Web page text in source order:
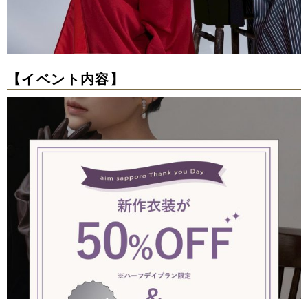
【イベント内容】